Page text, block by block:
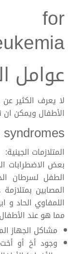
for
عوامل
لا يعرف الكثير
الأطفال ويمكن ان
المتلازمات الجينية:
بعض الاضطرابات
الطفل لسرطان
المصابين
اللمفاوي الحاد و
مما هو عند
مشاكل الجهاز
وجود أخ أو